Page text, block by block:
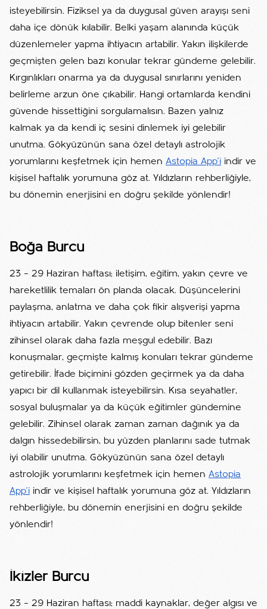
isteyebilirsin. Fiziksel ya da duygusal güven arayışı seni
daha içe dönük kılabilir. Belki yaşam alanında küçük
düzenlemeler yapma ihtiyacın artabilir. Yakın ilişkilerde
geçmişten gelen bazı konular tekrar gündeme gelebilir.
Kırgınlıkları onarma ya da duygusal sınırlarını yeniden
belirleme arzun öne çıkabilir. Hangi ortamlarda kendini
güvende hissettiğini sorgulamalısın. Bazen yalnız
kalmak ya da kendi iç sesini dinlemek iyi gelebilir
unutma. Gökyüzünün sana özel detaylı astrolojik
yorumlarını keşfetmek için hemen Astopia App'i indir ve
kişisel haftalık yorumuna göz at. Yıldızların rehberliğiyle,
bu dönemin enerjisini en doğru şekilde yönlendir!
Boğa Burcu
23 – 29 Haziran haftası; iletişim, eğitim, yakın çevre ve
hareketlilik temaları ön planda olacak. Düşüncelerini
paylaşma, anlatma ve daha çok fikir alışverişi yapma
ihtiyacın artabilir. Yakın çevrende olup bitenler seni
zihinsel olarak daha fazla meşgul edebilir. Bazı
konuşmalar, geçmişte kalmış konuları tekrar gündeme
getirebilir. İfade biçimini gözden geçirmek ya da daha
yapıcı bir dil kullanmak isteyebilirsin. Kısa seyahatler,
sosyal buluşmalar ya da küçük eğitimler gündemine
gelebilir. Zihinsel olarak zaman zaman dağınık ya da
dalgın hissedebilirsin, bu yüzden planlarını sade tutmak
iyi olabilir unutma. Gökyüzünün sana özel detaylı
astrolojik yorumlarını keşfetmek için hemen Astopia
App'i indir ve kişisel haftalık yorumuna göz at. Yıldızların
rehberliğiyle, bu dönemin enerjisini en doğru şekilde
yönlendir!
İkizler Burcu
23 – 29 Haziran haftası; maddi kaynaklar, değer algısı ve